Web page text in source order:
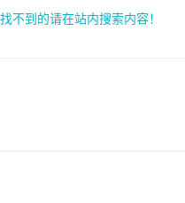
不到的请在站内搜索内容！